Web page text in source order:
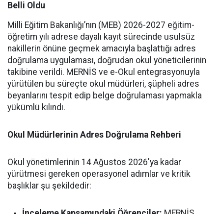
Belli Oldu
Milli Eğitim Bakanlığı’nın (MEB) 2026-2027 eğitim-
öğretim yılı adrese dayalı kayıt sürecinde usulsüz
nakillerin önüne geçmek amacıyla başlattığı adres
doğrulama uygulaması, doğrudan okul yöneticilerinin
takibine verildi. MERNİS ve e-Okul entegrasyonuyla
yürütülen bu süreçte okul müdürleri, şüpheli adres
beyanlarını tespit edip belge doğrulaması yapmakla
yükümlü kılındı.
Okul Müdürlerinin Adres Doğrulama Rehberi
Okul yönetimlerinin 14 Ağustos 2026'ya kadar
yürütmesi gereken operasyonel adımlar ve kritik
başlıklar şu şekildedir: